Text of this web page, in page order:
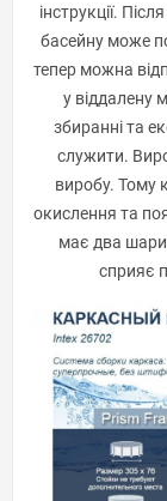
інструкції.
басейну може
тепер можна
у віддалену
збиранні та
служити.
виробу. Тому
окислення та
має два шари
сприяє